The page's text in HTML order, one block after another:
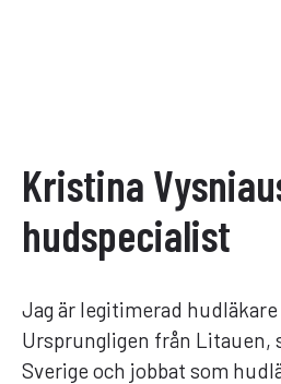
Kristina
hudspecialist
Jag är legitimerad hudläkare
Ursprungligen från Litauen,
Sverige och jobbat som